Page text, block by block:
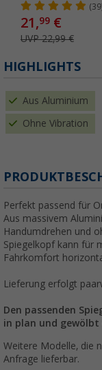
21,99 €
UVP 22,99 €
HIGHLIGHTS
Aus Aluminium
Ohne Vibration
Perfekt passend für
Aus massivem
Handumdrehen und
Spiegelkopf kann für
Fahrkomfort
Lieferung erfolgt
Den passenden
in plan und
Weitere Modelle, die
Anfrage lieferbar.